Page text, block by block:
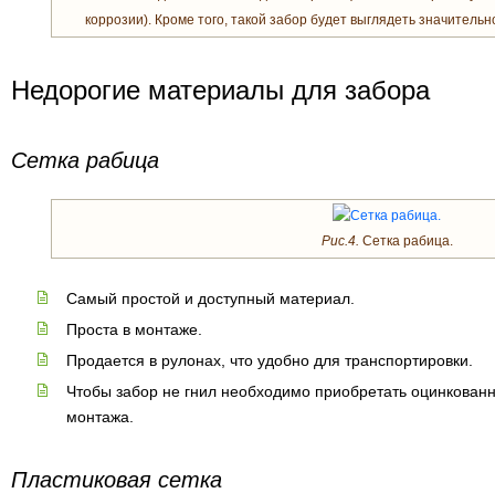
коррозии). Кроме того, такой забор будет выглядеть
Недорогие материалы для забора
Сетка рабица
Рис.4. Сетка рабица.
Самый простой и доступный материал.
Проста в монтаже.
Продается в рулонах, что удобно для транспортировки.
Чтобы забор не гнил необходимо приобретать
монтажа.
Пластиковая сетка